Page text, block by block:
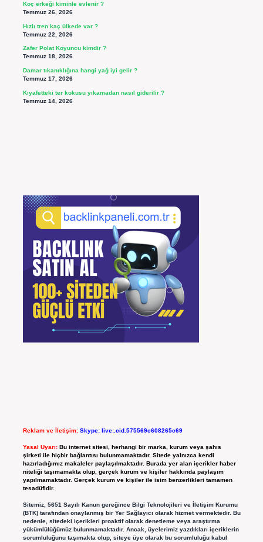
Koç erkeği kiminle evlenir ?
Temmuz 26, 2026
Hızlı tren kaç ülkede var ?
Temmuz 22, 2026
Zafer Polat Koyuncu kimdir ?
Temmuz 18, 2026
Damar tıkanıklığına hangi yağ iyi gelir ?
Temmuz 17, 2026
Kıyafetteki ter kokusu yıkamadan nasıl giderilir ?
Temmuz 14, 2026
Reklam ve İletişim: Skype: live:.cid.575569c608265c69
Yasal Uyarı: Bu internet sitesi, herhangi bir marka, kurum veya şahıs
şirketi ile hiçbir bağlantısı bulunmamaktadır. Sitede yalnızca kendi
hazırladığımız makaleler paylaşılmaktadır. Burada yer alan içerikler haber
niteliği taşımamakta olup, gerçek kurum ve kişiler hakkında paylaşım
yapılmamaktadır. Gerçek kurum ve kişiler ile isim benzerlikleri tamamen
tesadüfidir.
Sitemiz, 5651 Sayılı Kanun gereğince Bilgi Teknolojileri ve İletişim Kurumu
(BTK) tarafından onaylanmış bir Yer Sağlayıcı olarak hizmet vermektedir. Bu
nedenle, sitedeki içerikleri proaktif olarak denetleme veya araştırma
yükümlülüğümüz bulunmamaktadır. Ancak, üyelerimiz yazdıkları içeriklerin
sorumluluğunu taşımakta olup, siteye üye olarak bu sorumluluğu kabul